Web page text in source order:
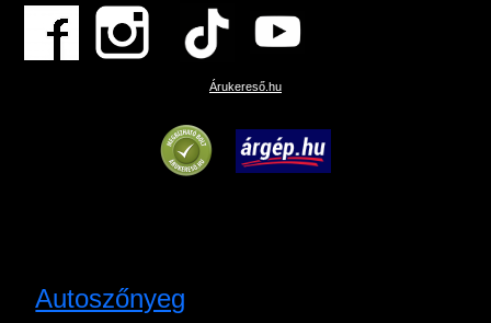
Árukereső.hu
Autoszőnyeg